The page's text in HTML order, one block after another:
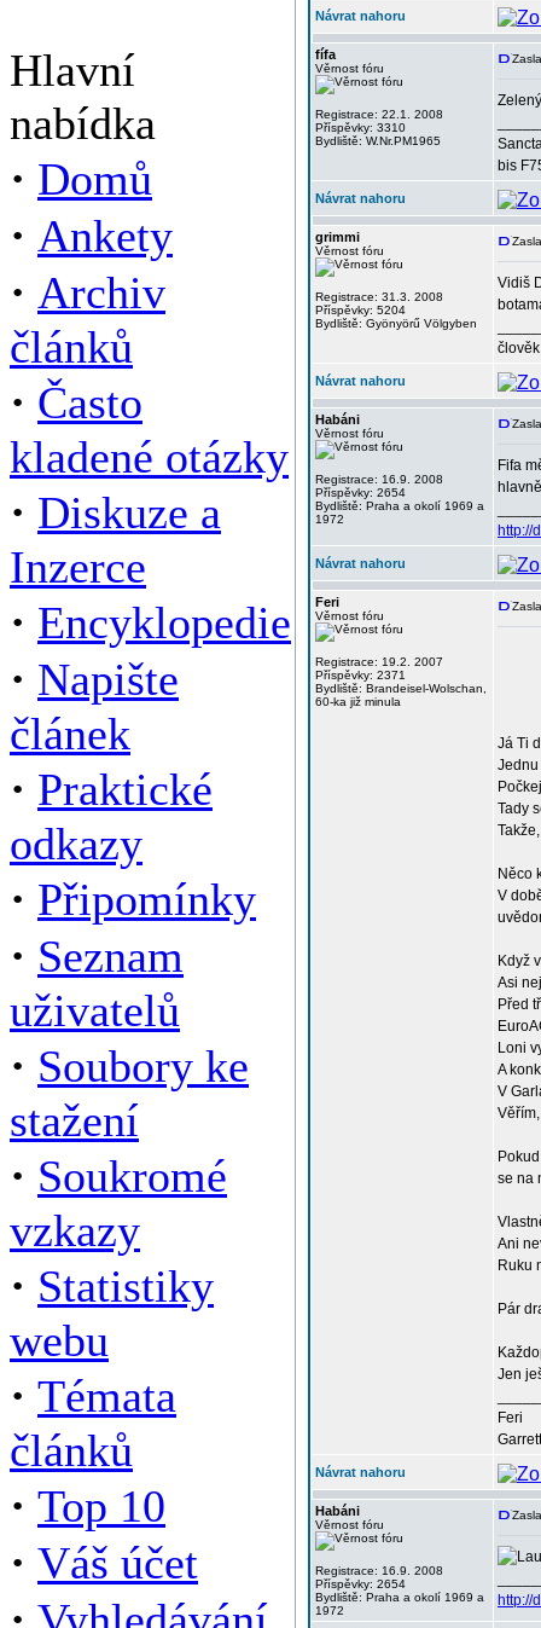
Hlavní
nabídka
· Domů
· Ankety
· Archiv
článků
· Často
kladené otázky
· Diskuze a
Inzerce
· Encyklopedie
· Napište
článek
· Praktické
odkazy
· Připomínky
· Seznam
uživatelů
· Soubory ke
stažení
· Soukromé
vzkazy
· Statistiky
webu
· Témata
článků
· Top 10
· Váš účet
Návrat nahoru
fífa
Věrnost fóru
Registrace: 22.1. 2008
Příspěvky: 3310
Bydliště: W.Nr.PM1965
bis
Návrat nahoru
grimmi
Věrnost fóru
Registrace: 31.3. 2008
Příspěvky: 5204
Bydliště: Gyönyörű Völgyben
Vidiš
Návrat nahoru
Habáni
Věrnost fóru
Registrace: 16.9. 2008
Příspěvky: 2654
Bydliště: Praha a okolí 1969 a
1972
Fifa
http://
Návrat nahoru
Feri
Věrnost fóru
Registrace: 19.2. 2007
Příspěvky: 2371
Bydliště: Brandeisel-Wolschan,
60-ka již minula
Já Ti
Tady
Něco
V
Když
Asi
Před
Loni
A
V
se na
Ani
Ruku
Pár
Jen
Feri
Návrat nahoru
Habáni
Věrnost fóru
Registrace: 16.9. 2008
Příspěvky: 2654
Bydliště: Praha a okolí 1969 a
1972
http://